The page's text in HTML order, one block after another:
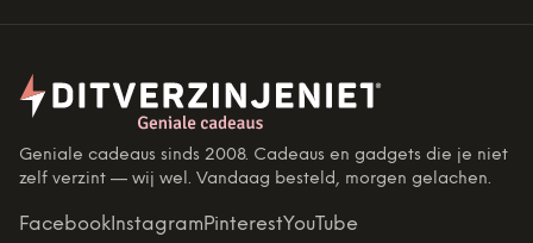
Geniale cadeaus sinds 2008. Cadeaus en gadgets die je niet
zelf verzint — wij wel. Vandaag besteld, morgen gelachen.
Facebook InstagramPinterestYouTube